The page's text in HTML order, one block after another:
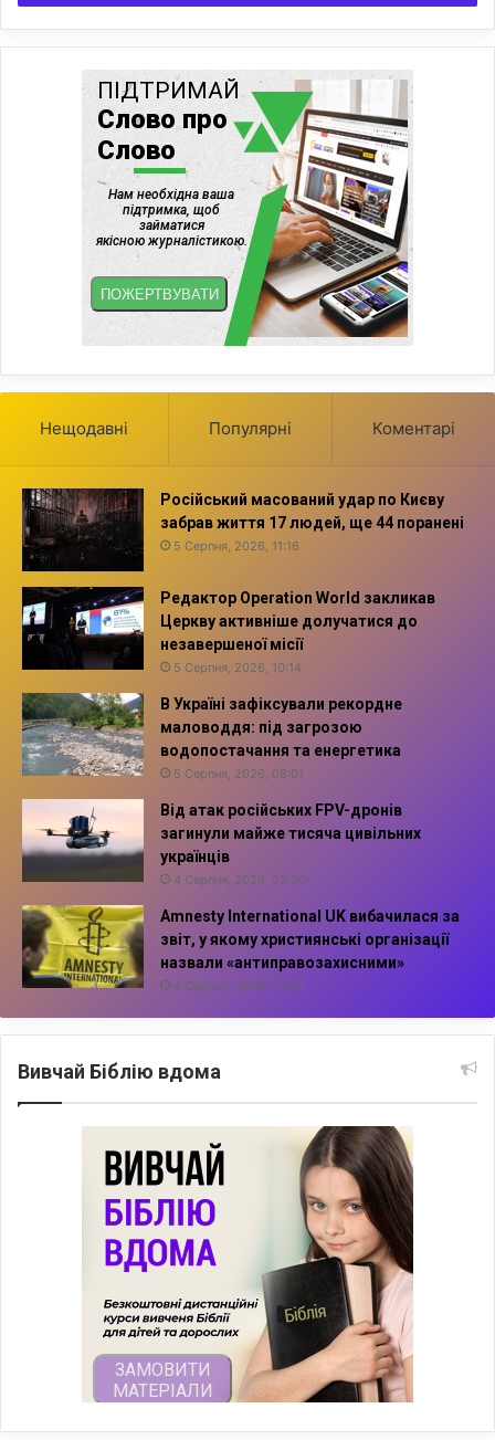
Нещодавні Популярні Коментарі
Російський масований удар по Києву
забрав життя 17 людей, ще 44 поранені
5 Серпня, 2026, 11:16
Редактор Operation World закликав
Церкву активніше долучатися до
незавершеної місії
5 Серпня, 2026, 10:14
В Україні зафіксували рекордне
маловоддя: під загрозою
водопостачання та енергетика
5 Серпня, 2026, 08:01
Від атак російських FPV-дронів
загинули майже тисяча цивільних
українців
4 Серпня, 2026, 22:30
Amnesty International UK вибачилася за
звіт, у якому християнські організації
назвали «антиправозахисними»
4 Серпня, 2026, 21:38
Вивчай Біблію вдома